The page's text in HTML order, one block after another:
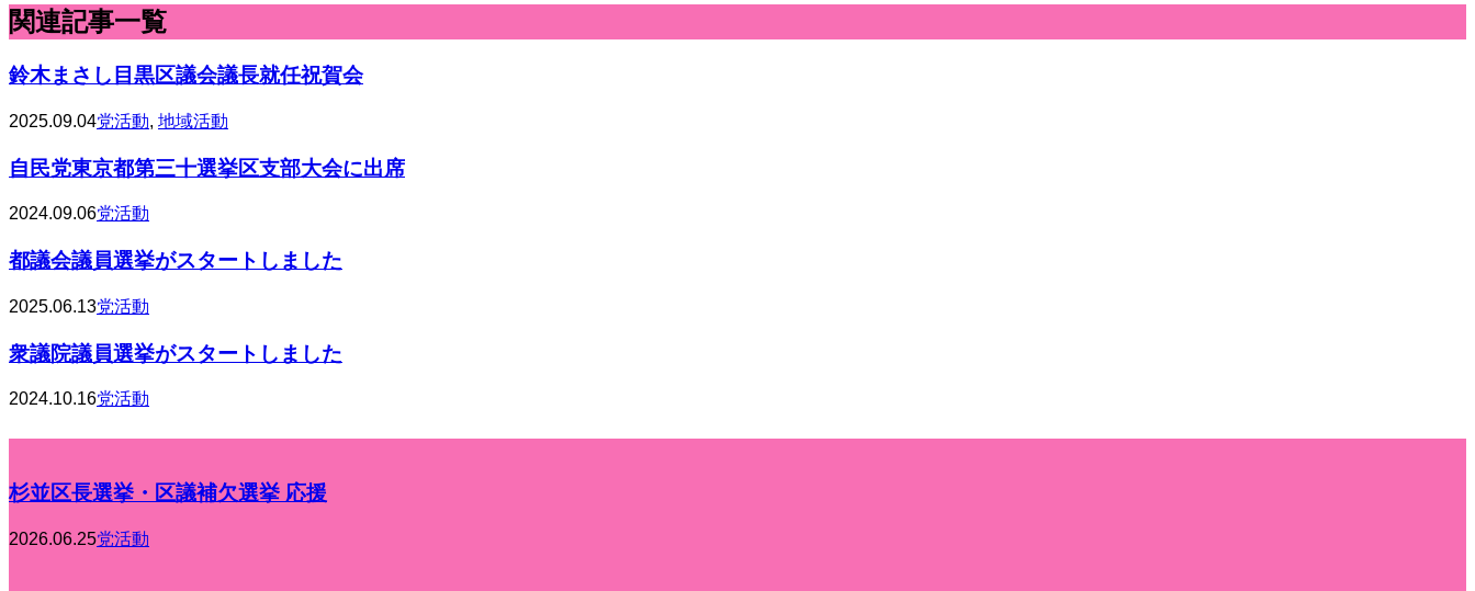
関連記事一覧
鈴木まさし目黒区議会議長就任祝賀会
2025.09.04党活動, 地域活動
自民党東京都第三十選挙区支部大会に出席
2024.09.06党活動
都議会議員選挙がスタートしました️
2025.06.13党活動
衆議院議員選挙がスタートしました
2024.10.16党活動
杉並区長選挙・区議補欠選挙 応援
2026.06.25党活動